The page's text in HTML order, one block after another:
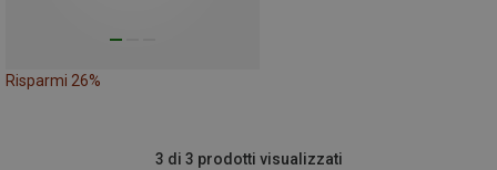
Risparmi 26%
3 di 3 prodotti visualizzati